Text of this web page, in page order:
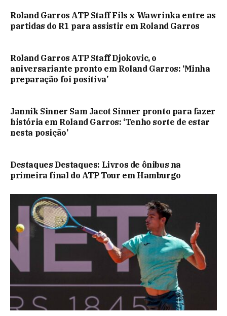
Roland Garros ATP Staff Fils x Wawrinka entre as
partidas do R1 para assistir em Roland Garros
Roland Garros ATP Staff Djokovic, o
aniversariante pronto em Roland Garros: ‘Minha
preparação foi positiva’
Jannik Sinner Sam Jacot Sinner pronto para fazer
história em Roland Garros: ‘Tenho sorte de estar
nesta posição’
Destaques Destaques: Livros de ônibus na
primeira final do ATP Tour em Hamburgo